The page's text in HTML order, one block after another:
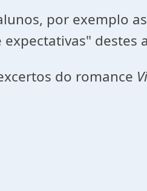
por exemplo
destes
do romance